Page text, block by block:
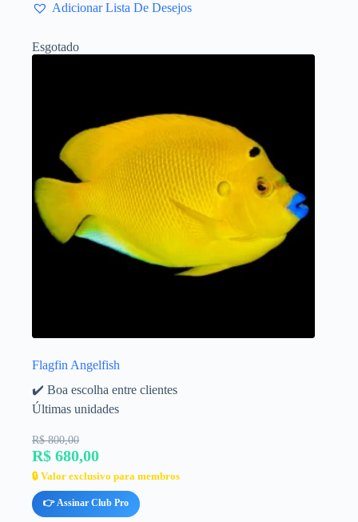
Adicionar Lista De Desejos
Esgotado
Flagfin Angelfish
✔️ Boa escolha entre clientes
Últimas unidades
R$ 800,00
R$ 680,00
🔒 Valor exclusivo para membros
👉 Assinar Club Pro